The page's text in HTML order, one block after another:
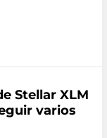
Stellar XLM
varios